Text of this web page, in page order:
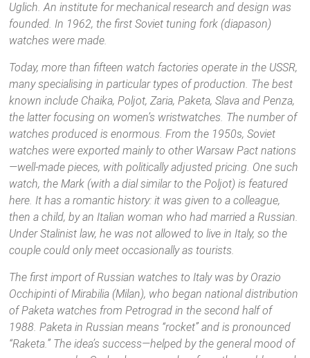
Uglich. An institute for mechanical research and design was
founded. In 1962, the first Soviet tuning fork (diapason)
watches were made.
Today, more than fifteen watch factories operate in the USSR,
many specialising in particular types of production. The best
known include Chaika, Poljot, Zaria, Paketa, Slava and Penza,
the latter focusing on women’s wristwatches. The number of
watches produced is enormous. From the 1950s, Soviet
watches were exported mainly to other Warsaw Pact nations
—well-made pieces, with politically adjusted pricing. One such
watch, the Mark (with a dial similar to the Poljot) is featured
here. It has a romantic history: it was given to a colleague,
then a child, by an Italian woman who had married a Russian.
Under Stalinist law, he was not allowed to live in Italy, so the
couple could only meet occasionally as tourists.
The first import of Russian watches to Italy was by Orazio
Occhipinti of Mirabilia (Milan), who began national distribution
of Paketa watches from Petrograd in the second half of
1988. Paketa in Russian means “rocket” and is pronounced
“Raketa.” The idea’s success—helped by the general mood of